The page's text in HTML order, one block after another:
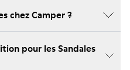
chez Camper ?
pour les Sandales